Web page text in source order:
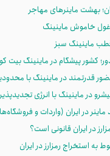
ماینر در ایران (واردات و
در ایران قانونی است؟
به استخراج رمزارز در ایران